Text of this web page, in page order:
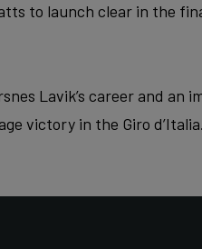
to launch clear in the
Lavik’s career and an
victory in the Giro d’Italia.